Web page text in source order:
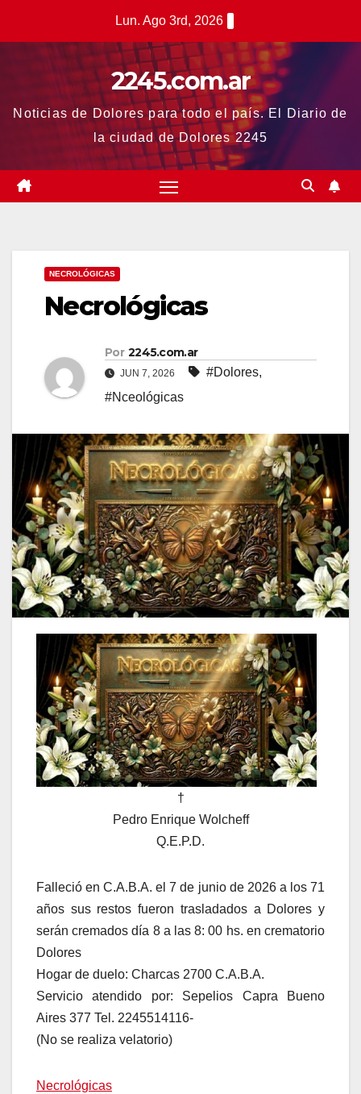
Lun. Ago 3rd, 2026
2245.com.ar
Noticias de Dolores para todo el país. El Diario de
la ciudad de Dolores 2245
NECROLÓGICAS
Necrológicas
Por 2245.com.ar
JUN 7, 2026 #Dolores,
#Nceológicas
†
Pedro Enrique Wolcheff
Q.E.P.D.
Falleció en C.A.B.A. el 7 de junio de 2026 a los 71
años sus restos fueron trasladados a Dolores y
serán cremados día 8 a las 8: 00 hs. en crematorio
Dolores
Hogar de duelo: Charcas 2700 C.A.B.A.
Servicio atendido por: Sepelios Capra Bueno
Aires 377 Tel. 2245514116-
(No se realiza velatorio)
Necrológicas